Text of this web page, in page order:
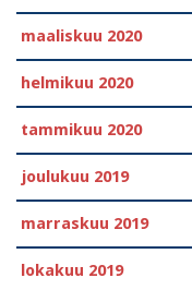
maaliskuu 2020
helmikuu 2020
tammikuu 2020
joulukuu 2019
marraskuu 2019
lokakuu 2019